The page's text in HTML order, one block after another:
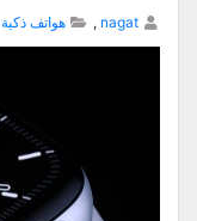
nagat
, هواتف ذكية